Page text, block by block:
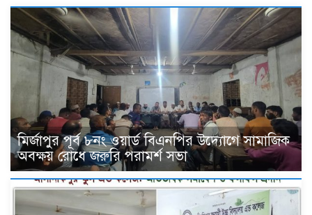
মির্জাপুর পূর্ব ৮নং ওয়ার্ড বিএনপির উদ্যোগে সামাজিক
অবক্ষয় রোধে জরুরি পরামর্শ সভা